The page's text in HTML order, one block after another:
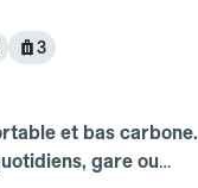
3
et bas carbone.
gare ou